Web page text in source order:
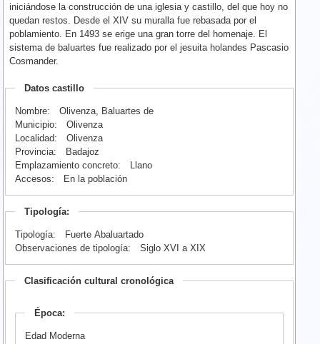
iniciándose la construcción de una iglesia y castillo, del que hoy no
quedan restos. Desde el XIV su muralla fue rebasada por el
poblamiento. En 1493 se erige una gran torre del homenaje. El
sistema de baluartes fue realizado por el jesuita holandes Pascasio
Cosmander.
Datos castillo
Nombre:
Olivenza, Baluartes de
Municipio:
Olivenza
Localidad:
Olivenza
Provincia:
Badajoz
Emplazamiento concreto:
Llano
Accesos:
En la población
Tipología:
Tipología:
Fuerte Abaluartado
Observaciones de tipología:
Siglo XVI a XIX
Clasificación cultural cronológica
Época:
Edad Moderna